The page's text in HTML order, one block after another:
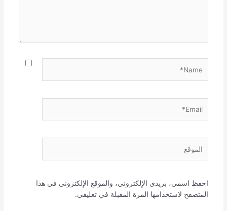
احفظ اسمي، بريدي الإلكتروني، والموقع الإلكتروني في هذا
المتصفح لاستخدامها المرة المقبلة في تعليقي.